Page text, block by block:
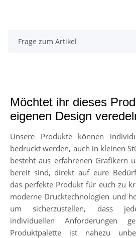
Frage zum Artikel
Möchtet ihr dieses
eigenen Design
Unsere Produkte können
bedruckt werden, auch in kleinen
besteht aus erfahrenen Grafikern
bereit sind, direkt auf eure
das perfekte Produkt für euch zu
moderne Drucktechnologien und
um sicherzustellen, dass
individuellen Anforderungen
Produktpalette ist nahezu